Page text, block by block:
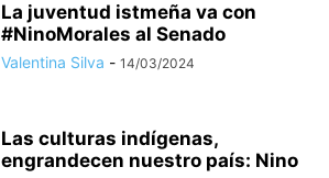
La juventud istmeña va con
#NinoMorales al Senado
Valentina Silva - 14/03/2024
Las culturas indígenas,
engrandecen nuestro país: Nino